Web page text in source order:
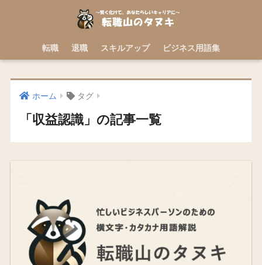
転職 退職 スキルアップ ビジネス用語集
ホーム タグ
「収益認識」の記事一覧